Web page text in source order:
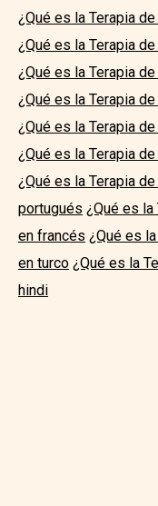
¿Qué es la Terapia
¿Qué es la Terapia
¿Qué es la Terapia
¿Qué es la Terapia
¿Qué es la Terapia
¿Qué es la Terapia
¿Qué es la Terapia
portugués ¿Qué es la
en francés ¿Qué es
en turco ¿Qué es la
hindi